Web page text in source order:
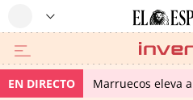
EN DIRECTO Marruecos eleva